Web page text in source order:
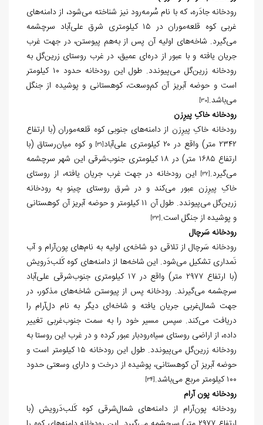
رودخانه جادَره، که با نام سُرمه‌رود نیز شناخته می‌شود، از دامنه‌های
غربی کوه قلعه‌موران در ۱۵ کیلومتری شرق علی‌آباد سرچشمه
می‌گیرد. شاخه‌های اولیه آن پس از به‌هم پیوستن، در جهت غرب
جریان یافته و با عبور از دره‌ای عمیق، در غرب روستای زرين‌گل به
رودخانه زرين‌گل می‌پیوندد. طول این رودخانه حدود ۱۰ کیلومتر
است و حوضه آبریز آن کم‌وسعت، کوهستانی و پوشیده از جنگل
می‌باشد.[30]
رودخانه خاکِ پیرِزن
رودخانه خاکِ پیرِزن از دامنه‌های جنوبی کوه قلعه‌موران (با ارتفاع
۲۳۴۲ متر) واقع در ۲۰ کیلومتری علی‌آباد
[31]
و کوه میان‌رستاق (با
ارتفاع ۱۶۸۵ متر) در ۱۸ کیلومتری جنوب‌شرقی این شهر سرچشمه
می‌گیرد.[32]
این رودخانه در جهت غرب جریان یافته، از روستای
خاکِ پیرِزن عبور می‌کند و در شرق روستای چینو به رودخانه
زرين‌گل می‌پیوندد. طول آن ۱۱ کیلومتر و حوضه آبریز آن کوهستانی
و پوشیده از جنگل است.[33]
رودخانه سَرچال
رودخانه سَرچال از تلاقی دو شاخه‌ی اولیه به نام‌های پون‌آرام و آب
نَمداری تشکیل می‌شود. این شاخه‌ها از دامنه‌های کوه کَلب‌دَرویش
(با ارتفاع ۲۹۷۷ متر) واقع در ۱۷ کیلومتری جنوب‌شرقی علی‌آباد
سرچشمه می‌گیرند. رودخانه پس از پیوستن شاخه‌های مذکور، در
جهت شمال‌غربی جریان یافته و شاخه‌ای دیگر به نام دل‌آرام را
دریافت می‌کند. سپس مسیر خود را به سمت جنوب‌غربی تغییر
داده، از اراضی روستای سیاه‌رودبار عبور کرده و در غرب این روستا به
رودخانه زرين‌گل می‌پیوندد. طول این رودخانه ۱۵ کیلومتر است و
حوضه آبریز آن کوهستانی، پوشیده از درخت و دارای وسعتی حدود
۱۰۰ کیلومتر مربع می‌باشد.
[34]
رودخانه پون آرام
رودخانه پون‌آرام از دامنه‌های شمال‌شرقی کوه کَلب‌دَرویش (با